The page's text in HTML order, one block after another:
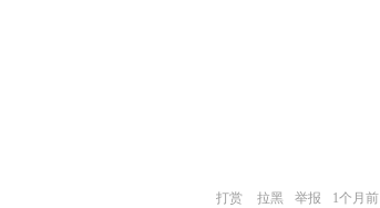
打赏 拉黑 举报 1个月前